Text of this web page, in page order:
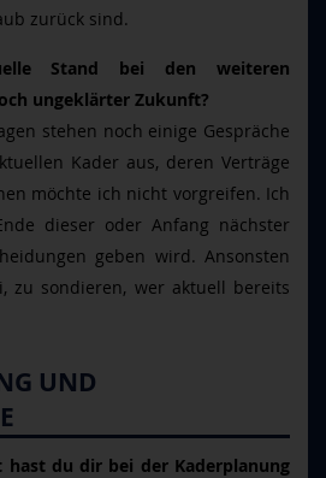
zurück sind.
Stand bei den weiteren
ungeklärter Zukunft?
stehen noch einige Gespräche
Kader aus, deren Verträge
möchte ich nicht vorgreifen. Ich
dieser oder Anfang nächster
geben wird. Ansonsten
zu sondieren, wer aktuell bereits
UND
hast du dir bei der Kaderplanung